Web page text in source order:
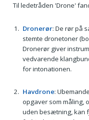
Til ledetråden 'Drone'
Dronerør: De rør på
stemte dronetoner
Dronerør giver
vedvarende
for intonationen.
Havdrone:
opgaver som måling,
uden besætning, kan